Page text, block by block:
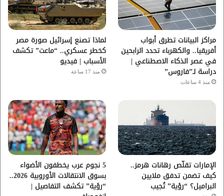
ك
ب
ر
ا
م
مراكز البيانات تطرق أبواب
أفريقيا.. والكهرباء تحدد الرابحين
في عصر الذكاء الاصطناعي |
دراسة لـ”فاروس”
منذ 4 ساعات
لماذا تصنع إسرائيل صورة مصر
كخطر عسكري.. “ماعت” تكشف
الأسباب | فيديو
منذ 17 ساعة
الإمارات تقلّص رهانات هرمز..
كيف تضمن تدفق ملايين
البراميل؟ “رؤية” تُجيب
5 نجوم عرب يخطفون الأضواء
بسوق الانتقالات الأوروبية 2026..
“رؤية” تكشف التفاصيل |